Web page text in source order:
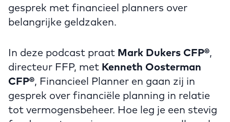
gesprek met financieel planners over
belangrijke geldzaken.
In deze podcast praat Mark Dukers CFP®,
directeur FFP, met Kenneth Oosterman
CFP®, Financieel Planner en gaan zij in
gesprek over financiële planning in relatie
tot vermogensbeheer. Hoe leg je een stevig